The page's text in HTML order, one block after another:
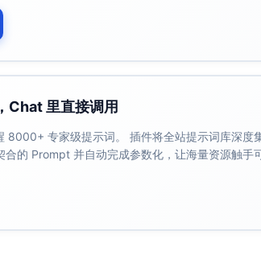
Chat 里直接调用
8000+ 专家级提示词。 插件将全站提示词库深度
合的 Prompt 并自动完成参数化，让海量资源触手